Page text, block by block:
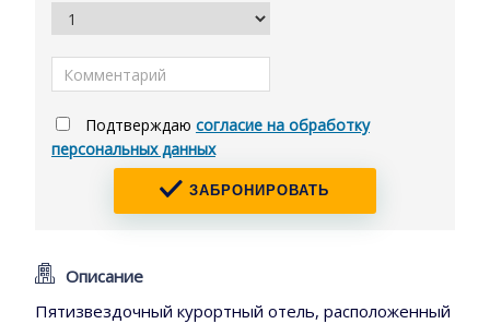
Подтверждаю согласие на обработку
персональных данных
ЗАБРОНИРОВАТЬ
Описание
Пятизвездочный курортный отель, расположенный